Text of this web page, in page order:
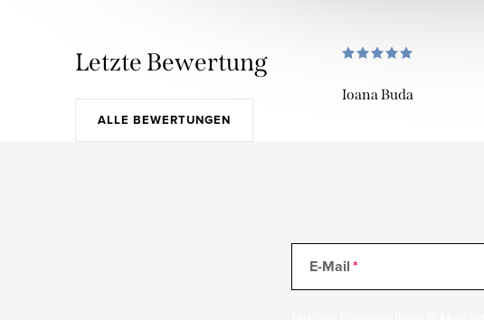
Letzte Bewertung
ALLE BEWERTUNGEN
Ioana Buda
E-Mail